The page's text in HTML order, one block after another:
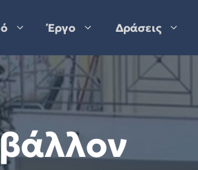
Έργο Δράσεις